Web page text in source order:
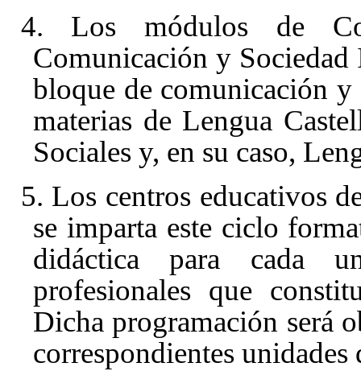
4. Los módulos de
Comunicación y Sociedad
bloque de comunicación
materias de Lengua
Sociales y, en su caso,
5. Los centros educativos
se imparta este ciclo
didáctica para cada
profesionales que
Dicha programación será
correspondientes